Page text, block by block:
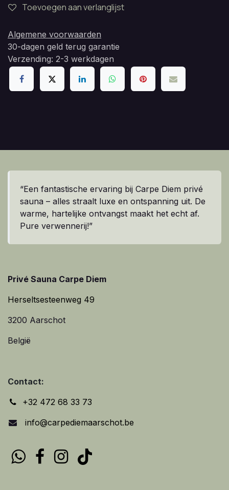
Toevoegen aan verlanglijst
Algemene voorwaarden
30-dagen geld terug garantie
Verzending: 2-3 werkdagen
“Een fantastische ervaring bij Carpe Diem privé
sauna – alles straalt luxe en ontspanning uit. De
warme, hartelijke ontvangst maakt het echt af.
Pure verwennerij!”
Privé Sauna Carpe Diem
Herseltsesteenweg 49
3200 Aarschot
België
Contact:
+32 472 68 33 73
info@carpediemaarschot.be